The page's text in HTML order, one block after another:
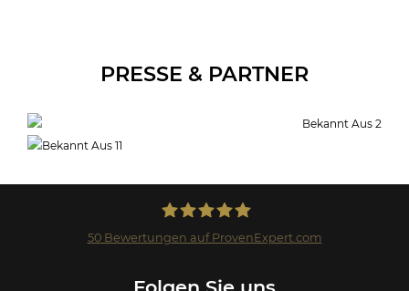
PRESSE & PARTNER
50Bewertungen auf ProvenExpert.com